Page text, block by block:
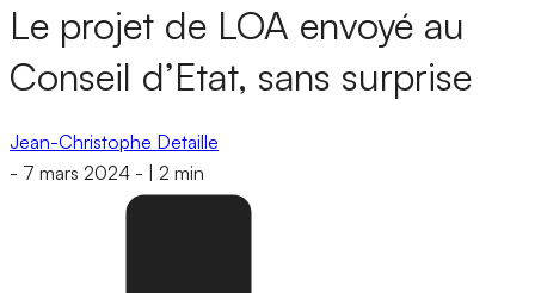
Le projet de LOA envoyé au
Conseil d’Etat, sans surprise
Jean-Christophe Detaille
- 7 mars 2024 - 2 min